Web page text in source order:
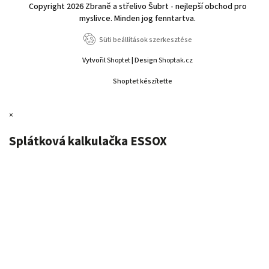
Shoptet készítette
Copyright 2026 Zbraně a střelivo Šubrt - nejlepší obchod pro
myslivce. Minden jog fenntartva.
Süti beállítások szerkesztése
VytvořilShoptet | DesignShoptak.cz
×
Splátková kalkulačka ESSOX